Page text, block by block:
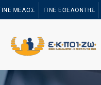
προς το
ΜΕΛΟΣ ΓΙΝΕ ΕΘΕΛΟΝΤΗΣ